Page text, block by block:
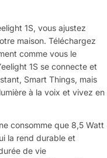
1S, vous ajustez
maison. Téléchargez
comme vous le
1S se connecte et
Smart Things, mais
à la voix et vivez en
consomme que 8,5 Watt
la rend durable et
de vie